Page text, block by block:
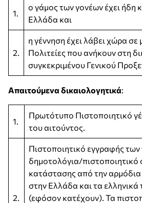
1.
ο γάμος των γονέων έχει ήδη
Ελλάδα και
2.
η γέννηση έχει λάβει χώρα σε
Πολιτείες που ανήκουν στη
συγκεκριμένου Γενικού
Απαιτούμενα δικαιολογητικά:
1.
Πρωτότυπο Πιστοποιητικό
του αιτούντος.
2.
Πιστοποιητικό εγγραφής
δημοτολόγια/πιστοποιητικό
κατάστασης από την
στην Ελλάδα και τα ελληνικά
(εφόσον κατέχουν). Τα